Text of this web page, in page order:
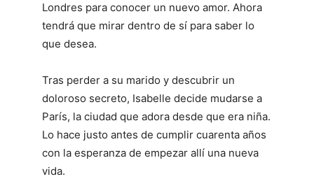
Londres para conocer un nuevo amor. Ahora
tendrá que mirar dentro de sí para saber lo
que desea.
Tras perder a su marido y descubrir un
doloroso secreto, Isabelle decide mudarse a
París, la ciudad que adora desde que era niña.
Lo hace justo antes de cumplir cuarenta años
con la esperanza de empezar allí una nueva
vida.